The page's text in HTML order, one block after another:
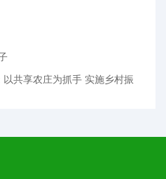
以共享农庄为抓手 实施乡村振